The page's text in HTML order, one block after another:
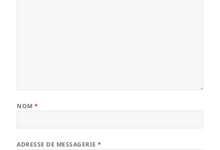
NOM*
ADRESSE DE MESSAGERIE*